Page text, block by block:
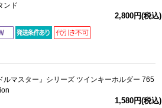
ンド
2,800円(税込)
ルマスター』シリーズ ツインキーホルダー 765
1,580円(税込)